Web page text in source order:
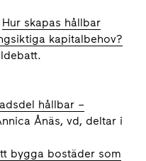
Hur skapas hållbar
kapitalbehov?
hållbar –
Ånäs, vd, deltar i
bygga bostäder som